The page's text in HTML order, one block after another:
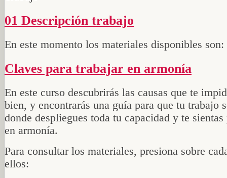
01 Descripción trabajo
En este momento los materiales disponibles son:
Claves para trabajar en armonía
En este curso descubrirás las causas que te
bien, y encontrarás una guía para que tu trabajo
donde despliegues toda tu capacidad y te sientas
en armonía.
Para consultar los materiales, presiona sobre
ellos: